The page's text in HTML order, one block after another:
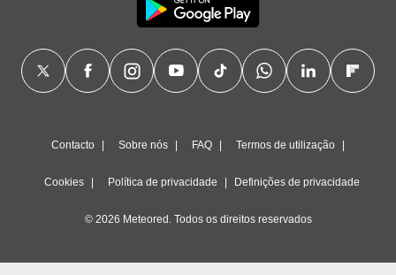
Contacto Sobre nós FAQ Termos de utilização
Cookies Política de privacidade Definições de privacidade
© 2026 Meteored. Todos os direitos reservados